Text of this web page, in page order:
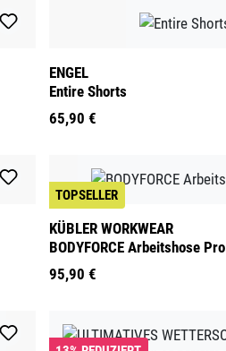
ENGEL
Entire Shorts
65,90 €
TOPSELLER
KÜBLER WORKWEAR
BODYFORCE Arbeitshose Pro
95,90 €